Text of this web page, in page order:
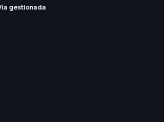
gestionada